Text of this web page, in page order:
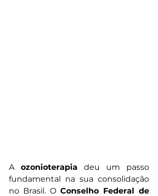
A ozonioterapia deu um passo
fundamental na sua consolidação
no Brasil. O Conselho Federal de